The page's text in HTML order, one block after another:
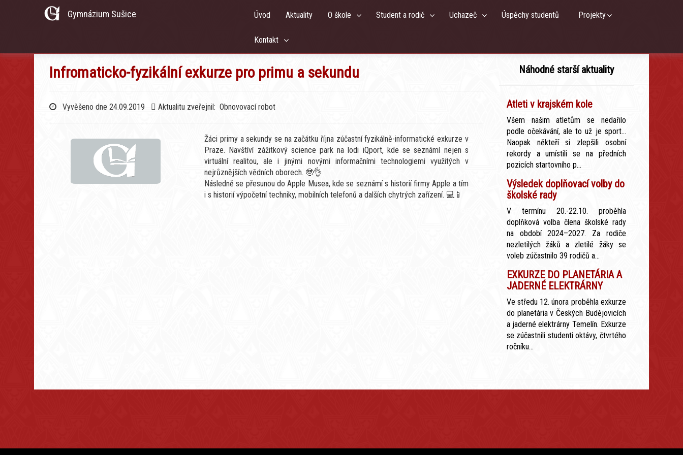
Gymnázium Sušice Úvod Aktuality O škole Student a rodič Uchazeč Úspěchy studentů Projekty
Kontakt
Infromaticko-fyzikální exkurze pro primu a sekundu
Vyvěšeno dne 24.09.2019 Aktualitu zveřejnil: Obnovovací robot
Žáci primy a sekundy se na začátku října zúčastní fyzikálně-informatické exkurze v
Praze. Navštíví zážitkový science park na lodi iQport, kde se seznámí nejen s
virtuální realitou, ale i jinými novými informačními technologiemi využitých v
nejrůznějších vědních oborech. 🤓👌
Následně se přesunou do Apple Musea, kde se seznámí s historií firmy Apple a tím
i s historií výpočetní techniky, mobilních telefonů a dalších chytrých zařízení. 💻 📱
Náhodné starší aktuality
Atleti v krajském kole
Všem našim atletům se nedařilo
podle očekávání, ale to už je sport...
Naopak někteří si zlepšili osobní
rekordy a umístili se na předních
pozicích startovního p...
Výsledek doplňovací volby do
školské rady
V termínu 20.-22.10. proběhla
doplňková volba člena školské rady
na období 2024–2027. Za rodiče
nezletilých žáků a zletilé žáky se
voleb zúčastnilo 39 rodičů a...
EXKURZE DO PLANETÁRIA A
JADERNÉ ELEKTRÁRNY
Ve středu 12. února proběhla exkurze
do planetária v Českých Budějovicích
a jaderné elektrárny Temelín. Exkurze
se zúčastnili studenti oktávy, čtvrtého
ročníku...